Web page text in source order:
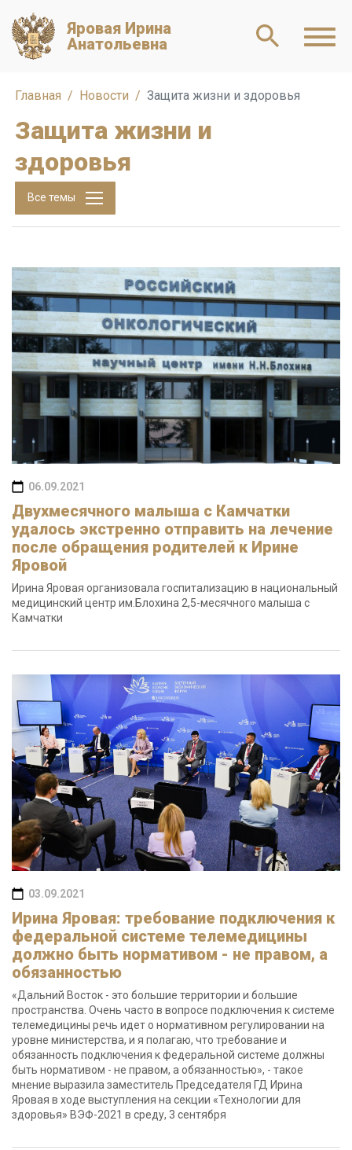
Яровая Ирина
Анатольевна
Главная Новости Защита жизни и здоровья
Защита жизни и
здоровья
Все темы
06.09.2021
Двухмесячного малыша с Камчатки
удалось экстренно отправить на лечение
после обращения родителей к Ирине
Яровой
Ирина Яровая организовала госпитализацию в национальный
медицинский центр им.Блохина 2,5-месячного малыша с
Камчатки
03.09.2021
Ирина Яровая: требование подключения к
федеральной системе телемедицины
должно быть нормативом - не правом, а
обязанностью
«Дальний Восток - это большие территории и большие
пространства. Очень часто в вопросе подключения к системе
телемедицины речь идет о нормативном регулировании на
уровне министерства, и я полагаю, что требование и
обязанность подключения к федеральной системе должны
быть нормативом - не правом, а обязанностью», - такое
мнение выразила заместитель Председателя ГД Ирина
Яровая в ходе выступления на секции «Технологии для
здоровья» ВЭФ-2021 в среду, 3 сентября